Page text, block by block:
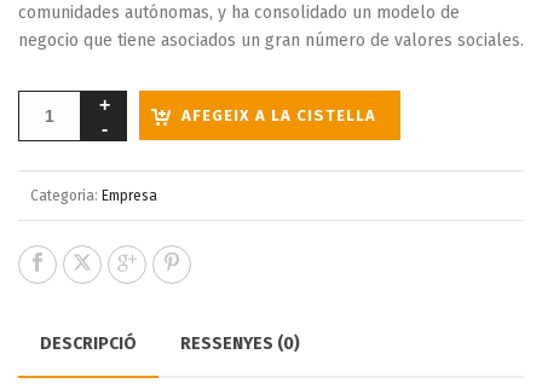
comunidades autónomas, y ha consolidado un modelo de
negocio que tiene asociados un gran número de valores sociales.
AFEGEIX A LA CISTELLA
Categoria: Empresa
DESCRIPCIÓ RESSENYES (0)